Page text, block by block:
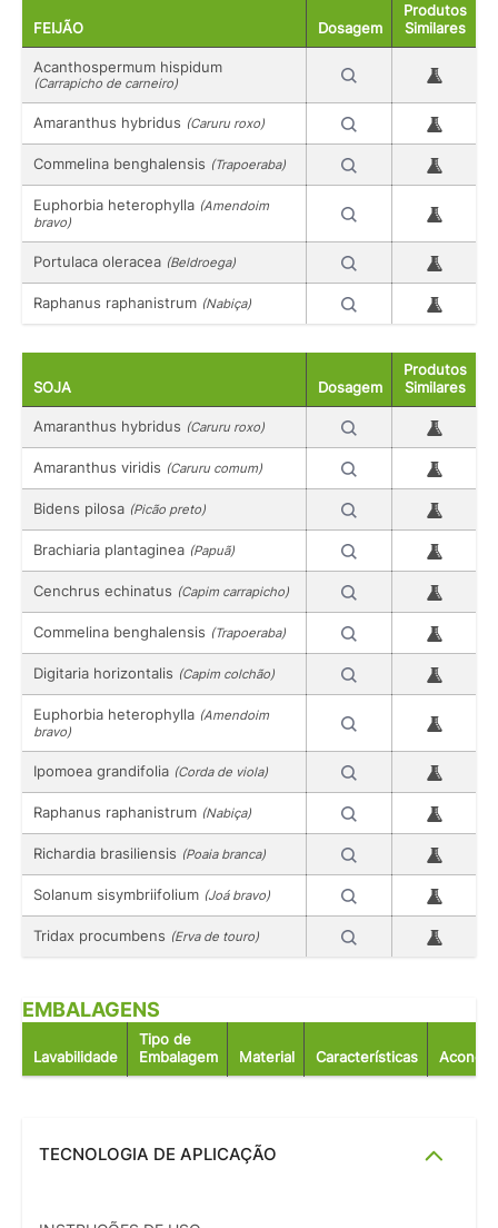
FEIJÃO Dosagem
Produtos
Similares
Acanthospermum hispidum
(Carrapicho de carneiro)
Amaranthus hybridus (Caruru roxo)
Commelina benghalensis (Trapoeraba)
Euphorbia heterophylla (Amendoim
bravo)
Portulaca oleracea (Beldroega)
Raphanus raphanistrum (Nabiça)
SOJA Dosagem
Produtos
Similares
Amaranthus hybridus (Caruru roxo)
Amaranthus viridis (Caruru comum)
Bidens pilosa (Picão preto)
Brachiaria plantaginea (Papuã)
Cenchrus echinatus (Capim carrapicho)
Commelina benghalensis (Trapoeraba)
Digitaria horizontalis (Capim colchão)
Euphorbia heterophylla (Amendoim
bravo)
Ipomoea grandifolia (Corda de viola)
Raphanus raphanistrum (Nabiça)
Richardia brasiliensis (Poaia branca)
Solanum sisymbriifolium (Joá bravo)
Tridax procumbens (Erva de touro)
EMBALAGENS
Lavabilidade
Tipo de
Embalagem
Material Características
TECNOLOGIA DE APLICAÇÃO